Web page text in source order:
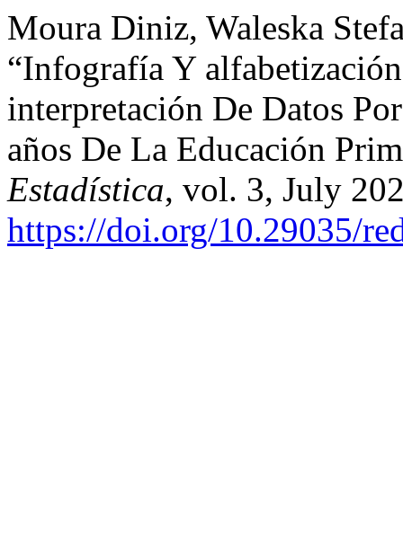
Moura Diniz, Waleska
“Infografía Y
interpretación De Datos
años De La Educación
Estadística, vol. 3, July
https://doi.org/10.29035/